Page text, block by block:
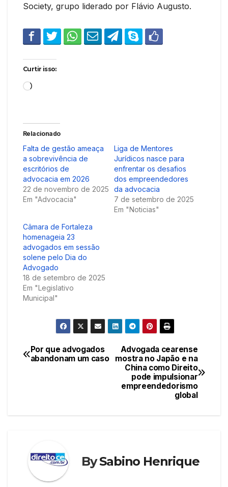
Society, grupo liderado por Flávio Augusto.
Curtir isso:
Carregando...
Relacionado
Falta de gestão ameaça
a sobrevivência de
escritórios de
advocacia em 2026
22 de novembro de 2025
Em "Advocacia"
Liga de Mentores
Jurídicos nasce para
enfrentar os desafios
dos empreendedores
da advocacia
7 de setembro de 2025
Em "Noticias"
Câmara de Fortaleza
homenageia 23
advogados em sessão
solene pelo Dia do
Advogado
18 de setembro de 2025
Em "Legislativo
Municipal"
Navegação
Advogada cearense
mostra no Japão e na
China como Direito
pode impulsionar
empreendedorismo
global
Por que advogados
abandonam um caso
BySabino Henrique